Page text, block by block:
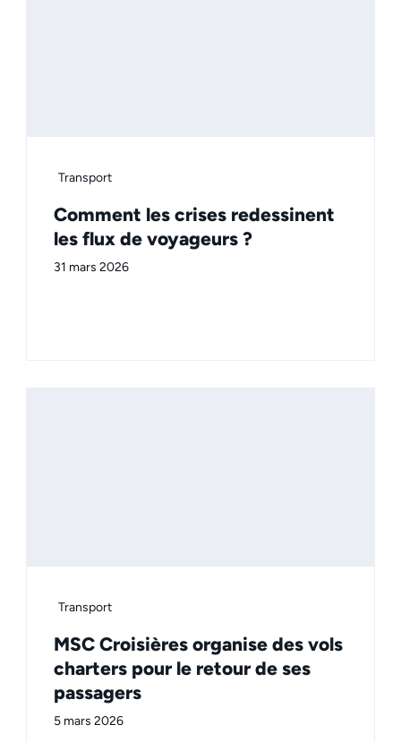
Transport
Comment les crises redessinent
les flux de voyageurs ?
31 mars 2026
Transport
MSC Croisières organise des vols
charters pour le retour de ses
passagers
5 mars 2026